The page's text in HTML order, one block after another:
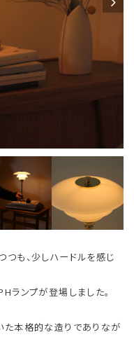
も、少しハードルを感じ
ランプが登場しました。
た本格的な造りでありなが